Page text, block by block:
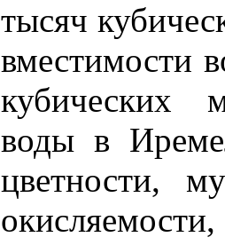
тысяч
вместимости
кубических
воды в
цветности,